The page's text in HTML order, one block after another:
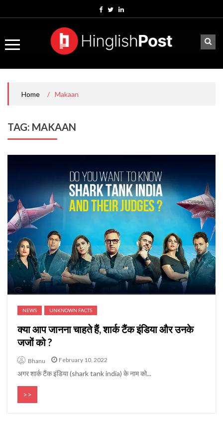
Home / Makaan
TAG: MAKAAN
NEWS UNKNOWN FACTS
क्या आप जानना चाहते हैं, शार्क टैंक इंडिया और उनके
जजों को ?
Bhanu February 10, 2022
अगर शार्क टैंक इंडिया (shark tank india) के नाम को...
>>